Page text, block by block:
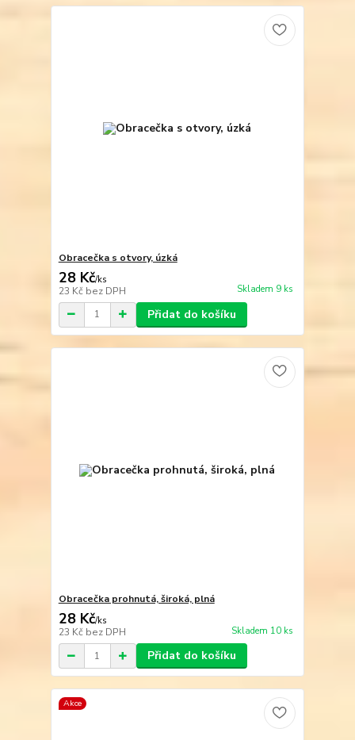
Obracečka s otvory, úzká
28 Kč/ks
23 Kč bez DPH Skladem 9 ks
Přidat do košíku
Obracečka prohnutá, široká, plná
28 Kč/ks
23 Kč bez DPH Skladem 10 ks
Přidat do košíku
Akce